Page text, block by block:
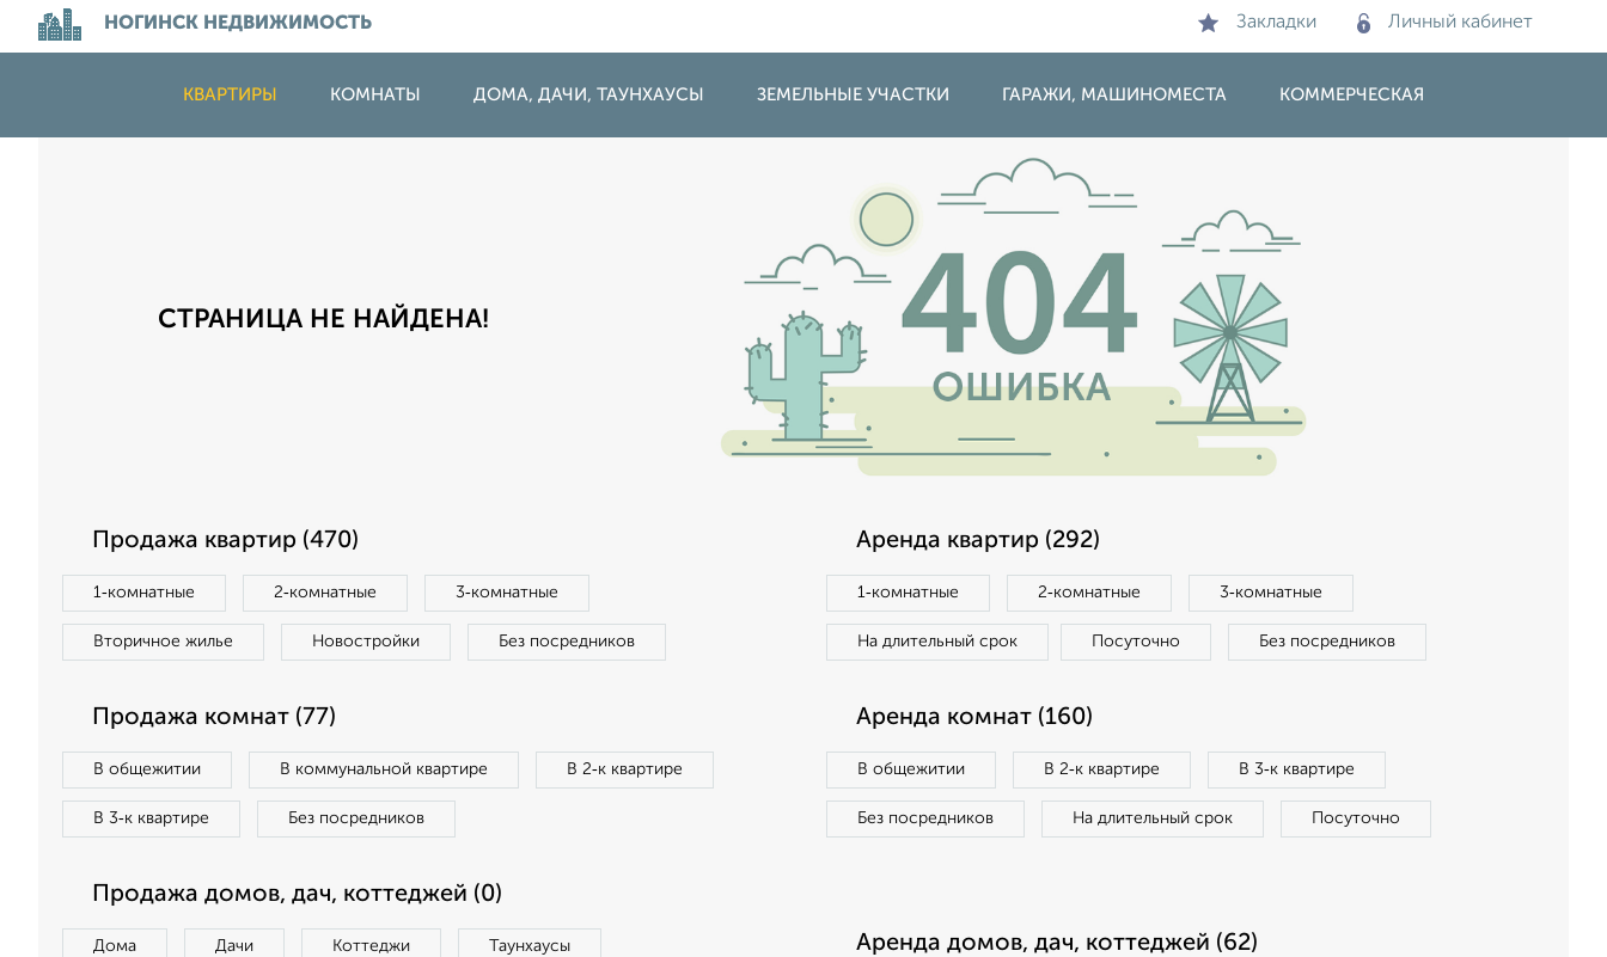
НОГИНСК НЕДВИЖИМОСТЬ Закладки Личный кабинет
КВАРТИРЫ КОМНАТЫ ДОМА, ДАЧИ, ТАУНХАУСЫ ЗЕМЕЛЬНЫЕ УЧАСТКИ ГАРАЖИ, МАШИНОМЕСТА КОММЕРЧЕСКАЯ
СТРАНИЦА НЕ НАЙДЕНА!
Продажа квартир (470)
1‑комнатные 2‑комнатные 3‑комнатные
Вторичное жилье Новостройки Без посредников
Аренда квартир (292)
1‑комнатные 2‑комнатные 3‑комнатные
На длительный срок Посуточно Без посредников
Продажа комнат (77)
В общежитии В коммунальной квартире В 2‑к квартире
В 3‑к квартире Без посредников
Аренда комнат (160)
В общежитии В 2‑к квартире В 3‑к квартире
Без посредников На длительный срок Посуточно
Продажа домов, дач, коттеджей (0)
Дома Дачи Коттеджи Таунхаусы Аренда домов, дач, коттеджей (62)